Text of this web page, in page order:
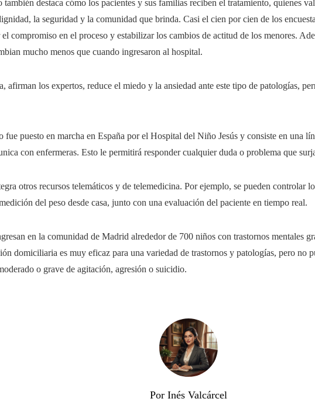
también destaca cómo los pacientes y sus familias reciben el tratamiento, quienes
la seguridad y la comunidad que brinda. Casi el cien por cien de los
compromiso en el proceso y estabilizar los cambios de actitud de los menores.
mucho menos que cuando ingresaron al hospital.
afirman los expertos, reduce el miedo y la ansiedad ante este tipo de patologías,
fue puesto en marcha en España por el Hospital del Niño Jesús y consiste en una
con enfermeras. Esto le permitirá responder cualquier duda o problema que
otros recursos telemáticos y de telemedicina. Por ejemplo, se pueden controlar
del peso desde casa, junto con una evaluación del paciente en tiempo real.
en la comunidad de Madrid alrededor de 700 niños con trastornos mentales
domiciliaria es muy eficaz para una variedad de trastornos y patologías, pero no
o grave de agitación, agresión o suicidio.
Por Inés Valcárcel